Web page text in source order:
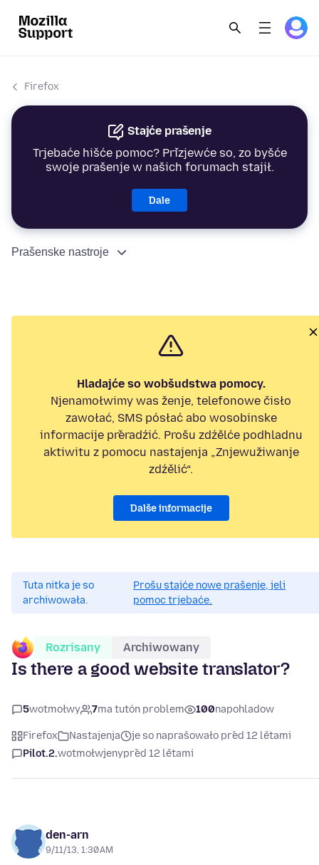
Firefox
Stajće prašenje
Trjebaće hišće pomoc? Přizjewće so, zo byšće
swoje prašenje w našich forumach stajił.
Dale
Prašenske nastroje
Hladajće so wobšudstwa pomocy.
Njenamołwimy was ženje, telefonowe čisło
zawołać, SMS pósłać abo wosobinske
informacije přeradźić. Prošu zdźělće podhladnu
aktiwitu z pomocu nastajenja „Znjewužiwanje
zdźělić“.
Dalše informacije
Tuta nitka je so
archiwowała.
Prošu stajće nowe prašenje, jeli
pomoc trjebaće.
Rozrisany Archiwowany
Is there a good website translator?
5wotmołwy 7ma tutón problem 100napohladow
Firefox Nastajenja
je so naprašowało před 12 lětami
Pilot.2.wotmołwjenypřed 12 lětami
den-arn
9/11/13, 1:30 AM